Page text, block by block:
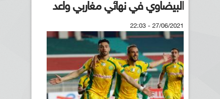
البيضاوي في نهائي مغاربي واعد
27/06/2021 - 22:03